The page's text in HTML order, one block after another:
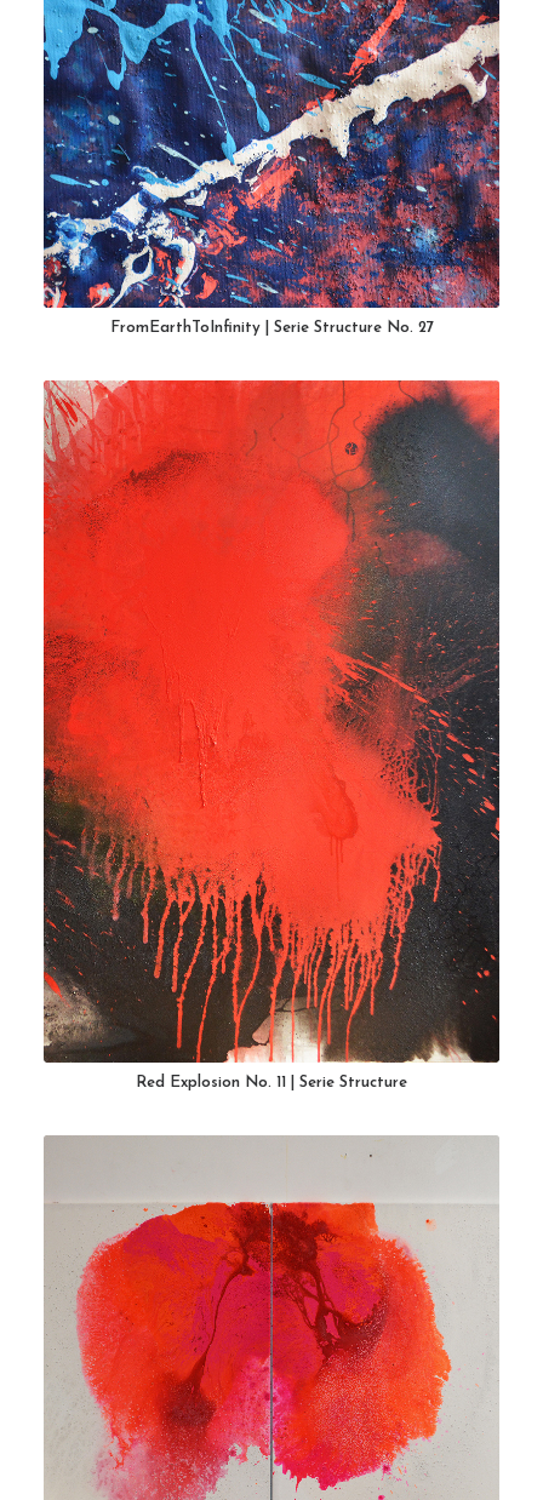
FromEarthToInfinity | Serie Structure No. 27
Red Explosion No. 11 | Serie Structure